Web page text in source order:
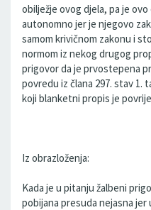
obilježje ovog djela, pa je
autonomno jer je njegovo
samom krivičnom zakonu i
normom iz nekog drugog
prigovor da je prvostepena
povredu iz člana 297. stav 1.
koji blanketni propis je
Iz obrazloženja:
Kada je u pitanju žalbeni
pobijana presuda nejasna